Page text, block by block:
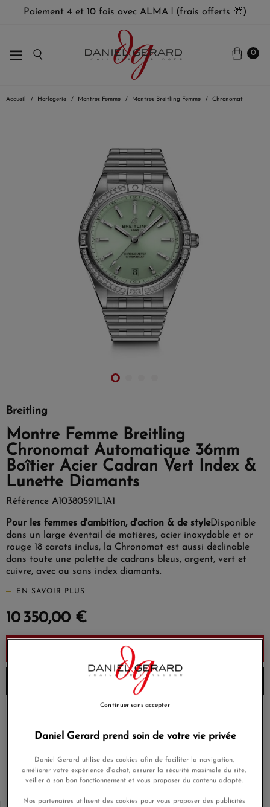
Paiement 4 et 10 fois avec ALMA ! (frais offerts 🎁)
0
Accueil Horlogerie Montres Femme Montres Breitling Femme Chronomat
Breitling
Montre Femme Breitling
Chronomat Automatique 36mm
Boîtier Acier Cadran Vert Index &
Lunette Diamants
Référence A10380591L1A1
Pour les femmes d'ambition, d'action & de styleDisponible
dans un large éventail de matières, acier inoxydable et or
rouge 18 carats inclus, la Chronomat est aussi déclinable
dans toute une palette de cadrans bleus, argent, vert et
cuivre, avec ou sans index diamants.
EN SAVOIR PLUS
10 350,00 €
Ajouter au panier
Envoi sous 6 à 8 jours
Paiement sécurisé
remboursé
Daniel Gerard prend soin de votre vie privée
Daniel Gerard utilise des cookies afin de faciliter la navigation,
améliorer votre expérience d'achat, assurer la sécurité maximale du site,
veiller à son bon fonctionnement et vous proposer du contenu adapté.
Nos partenaires utilisent des cookies pour vous proposer des publicités
Continuer sans accepter